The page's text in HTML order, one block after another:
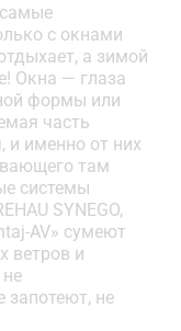
с окнами
а зимой
Окна — глаза
формы или
часть
и именно от них
там
системы
SYNEGO,
AV» сумеют
ветров и
запотеют, не